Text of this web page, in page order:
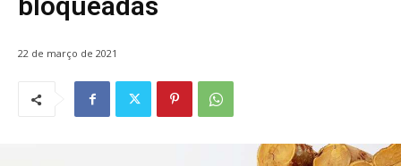
22 de março de 2021